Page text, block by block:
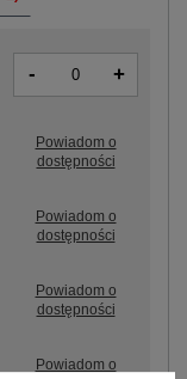
- +
Powiadom o
dostępności
Powiadom o
dostępności
Powiadom o
dostępności
Powiadom o